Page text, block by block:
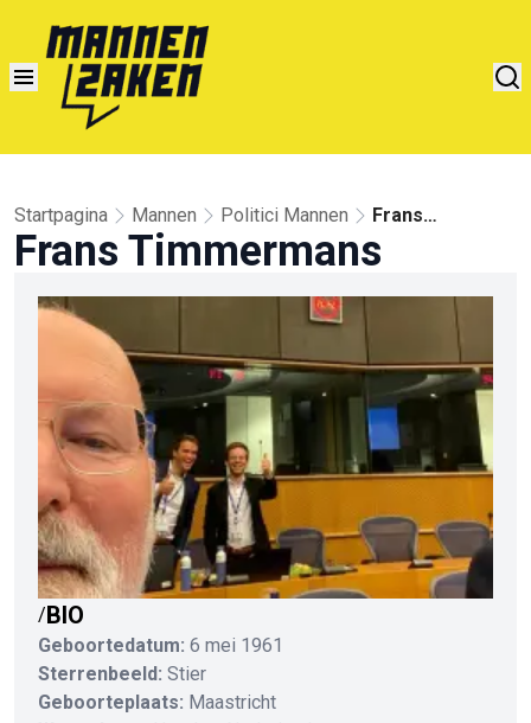
Startpagina Mannen Politici Mannen
Frans
Timmermans
Frans Timmermans
/BIO
Geboortedatum: 6 mei 1961
Sterrenbeeld: Stier
Geboorteplaats: Maastricht